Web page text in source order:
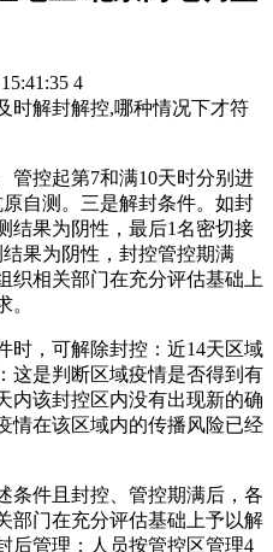
4
时解封解控,哪种情况下才符
管控起第7和满10天时分别进
自测。三是解封条件。如封
结果为阴性，最后1名密切接
果为阴性，封控管控期满
织相关部门在充分评估基础上
。
时，可解除封控：近14天区域
这是判断区域疫情是否得到有
内该封控区内没有出现新的确
情在该区域内的传播风险已经
条件且封控、管控期满后，各
部门在充分评估基础上予以解
后管理：人员按管控区管理4